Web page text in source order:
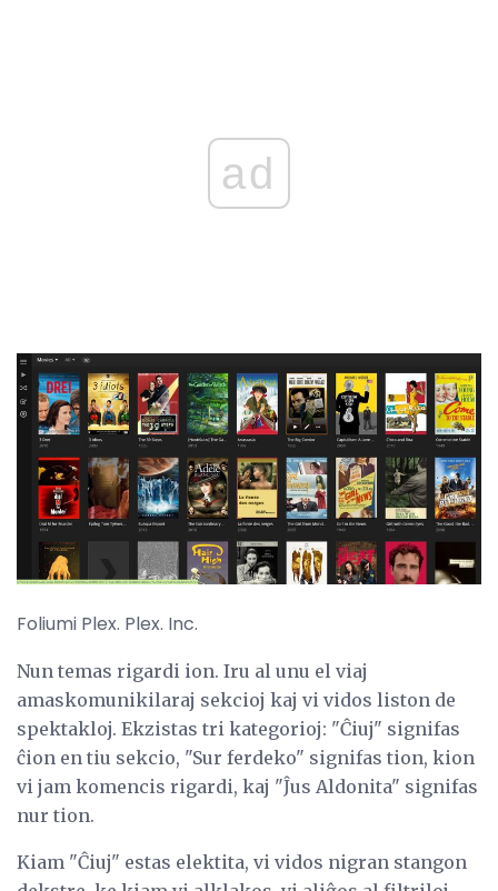
ad
Foliumi Plex. Plex. Inc.
Nun temas rigardi ion. Iru al unu el viaj
amaskomunikilaraj sekcioj kaj vi vidos liston de
spektakloj. Ekzistas tri kategorioj: "Ĉiuj" signifas
ĉion en tiu sekcio, "Sur ferdeko" signifas tion, kion
vi jam komencis rigardi, kaj "Ĵus Aldonita" signifas
nur tion.
Kiam "Ĉiuj" estas elektita, vi vidos nigran stangon